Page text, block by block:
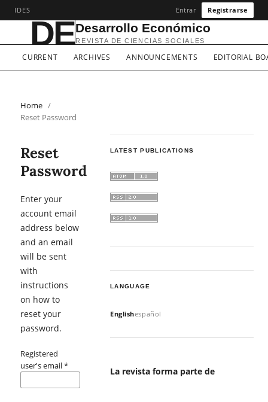
IDES Entrar Registrarse
DEDesarrollo Económico
REVISTA DE CIENCIAS SOCIALES
CURRENT ARCHIVES ANNOUNCEMENTS EDITORIAL
Home /
Reset Password
Reset
Password
Enter your
account email
address below
and an email
will be sent
with
instructions
on how to
reset your
password.
Registered
user's email*
LATEST PUBLICATIONS
LANGUAGE
Englishespañol
La revista forma parte de